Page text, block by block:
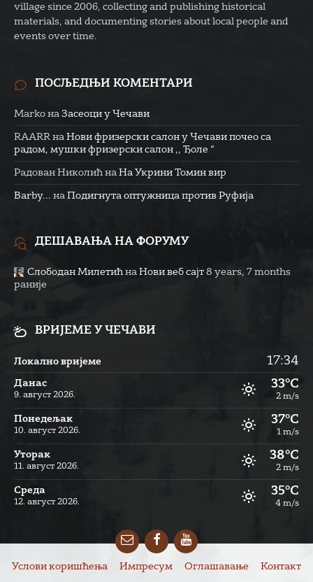
village since 2006, collecting and publishing historical
materials, and documenting stories about local people and
events over time.
ПОСЉЕДЊИ КОМЕНТАРИ
Marko на Засеоци у Чечави
RAARR на Нови фризерски салон у Чечави почео са
радом, мушки фризерски салон ,, Ђоле “
Радован Николић на На Укрини Томин вир
Barby... на Подигнута оптужница против Руфија
ДЕШАВАЊА НА ФОРУМУ
Слободан Милетић на Нови веб сајт 8 years, 7 months
раније
ВРИЈЕМЕ У ЧЕЧАВИ
Локално вријеме 17:34
Данас
9. август 2026.
33°C
2 m/s
Понедељак
10. август 2026.
37°C
1 m/s
Уторак
11. август 2026.
38°C
2 m/s
Cреда
12. август 2026.
35°C
4 m/s
EmailFacebookYouTube
Услови коришћења Импресум Оглашавање Контакт